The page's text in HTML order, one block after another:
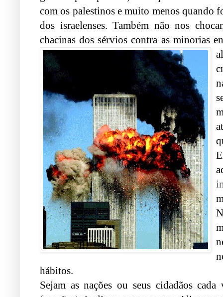
com os palestinos e muito menos quando
dos israelenses. Também não nos
chacinas dos sérvios contra as minorias
hábitos.
Sejam as nações ou seus cidadãos